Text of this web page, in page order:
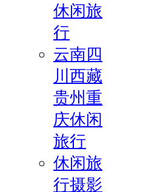
休闲旅
行
云南四
川西藏
贵州重
庆休闲
旅行
休闲旅
行摄影